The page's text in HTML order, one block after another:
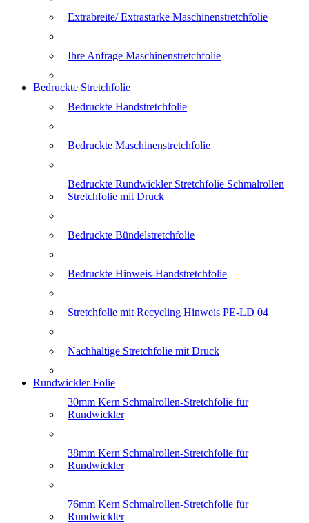
Extrabreite/ Extrastarke Maschinenstretchfolie
Ihre Anfrage Maschinenstretchfolie
Bedruckte Stretchfolie
Bedruckte Handstretchfolie
Bedruckte Maschinenstretchfolie
Bedruckte Rundwickler Stretchfolie Schmalrollen
Stretchfolie mit Druck
Bedruckte Bündelstretchfolie
Bedruckte Hinweis-Handstretchfolie
Stretchfolie mit Recycling Hinweis PE-LD 04
Nachhaltige Stretchfolie mit Druck
Rundwickler-Folie
30mm Kern Schmalrollen-Stretchfolie für
Rundwickler
38mm Kern Schmalrollen-Stretchfolie für
Rundwickler
76mm Kern Schmalrollen-Stretchfolie für
Rundwickler